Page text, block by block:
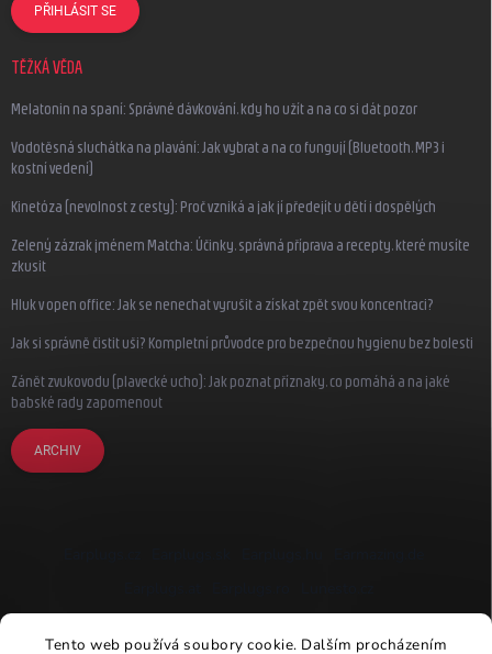
Tento web používá soubory cookie. Dalším procházením
PŘIHLÁSIT SE
TĚŽKÁ VĚDA
Melatonin na spaní: Správné dávkování, kdy ho užít a na co si dát pozor
Vodotěsná sluchátka na plavání: Jak vybrat a na co fungují (Bluetooth, MP3 i
kostní vedení)
Kinetóza (nevolnost z cesty): Proč vzniká a jak jí předejít u dětí i dospělých
Zelený zázrak jménem Matcha: Účinky, správná příprava a recepty, které musíte
zkusit
Hluk v open office: Jak se nenechat vyrušit a získat zpět svou koncentraci?
Jak si správně čistit uši? Kompletní průvodce pro bezpečnou hygienu bez bolesti
Zánět zvukovodu (plavecké ucho): Jak poznat příznaky, co pomáhá a na jaké
babské rady zapomenout
ARCHIV